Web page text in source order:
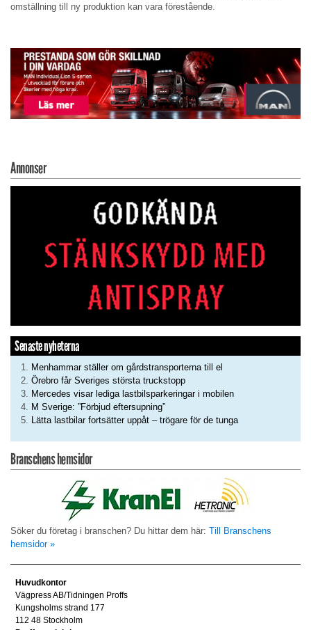
omställning till ny produktion kan vara förestående.
Annonser
Senaste nyheterna
Menhammar ställer om gårdstransporterna till el
Örebro får Sveriges största truckstopp
Mercedes visar lediga lastbilsparkeringar i mobilen
M Sverige: ”Förbjud eftersupning”
Lätta lastbilar fortsätter uppåt – trögare för de tunga
Branschens hemsidor
Söker du företag i branschen? Du hittar dem här: Till Branschens
hemsidor »
Huvudkontor
Vägpress AB/Tidningen Proffs
Kungsholms strand 177
112 48 Stockholm